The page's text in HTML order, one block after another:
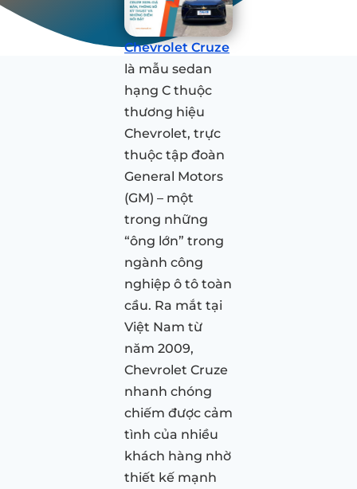
Chevrolet Cruze
là mẫu sedan
hạng C thuộc
thương hiệu
Chevrolet, trực
thuộc tập đoàn
General Motors
(GM) – một
trong những
“ông lớn” trong
ngành công
nghiệp ô tô toàn
cầu. Ra mắt tại
Việt Nam từ
năm 2009,
Chevrolet Cruze
nhanh chóng
chiếm được cảm
tình của nhiều
khách hàng nhờ
thiết kế mạnh